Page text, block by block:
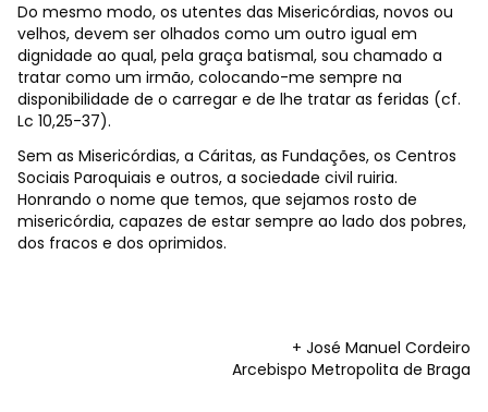
Do mesmo modo, os utentes das Misericórdias, novos ou
velhos, devem ser olhados como um outro igual em
dignidade ao qual, pela graça batismal, sou chamado a
tratar como um irmão, colocando-me sempre na
disponibilidade de o carregar e de lhe tratar as feridas (cf.
Lc 10,25-37).
Sem as Misericórdias, a Cáritas, as Fundações, os Centros
Sociais Paroquiais e outros, a sociedade civil ruiria.
Honrando o nome que temos, que sejamos rosto de
misericórdia, capazes de estar sempre ao lado dos pobres,
dos fracos e dos oprimidos.
+ José Manuel Cordeiro
Arcebispo Metropolita de Braga